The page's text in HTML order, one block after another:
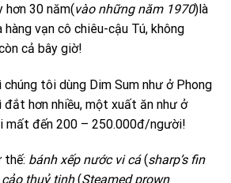
hơn 30 năm(vào những năm 1970)là
vạn cô chiêu-cậu Tú, không
cả bây giờ!
tôi dùng Dim Sum như ở Phong
đắt hơn nhiều, một xuất ăn như ở
mất đến 200 – 250.000đ/người!
thế: bánh xếp nước vi cá(sharp’s fin
cảo thuỷ tinh(Steamed prown